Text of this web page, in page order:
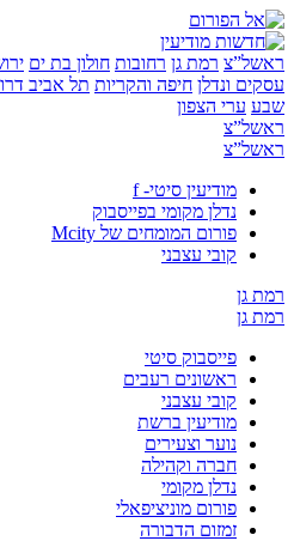
רמת גן רחובות חולון בת ים ירושלים
ונדלן חיפה והקריות תל אביבדרום
ערי הצפון
מודיעין סיטי- f
נדלן מקומי בפייסבוק
פורום המומחים של Mcity
קובי עצבני
פייסבוק סיטי
ראשונים רעבים
קובי עצבני
מודיעין ברשת
נוער וצעירים
חברה וקהילה
נדלן מקומי
פורום מוניציפאלי
זמזום הדבורה